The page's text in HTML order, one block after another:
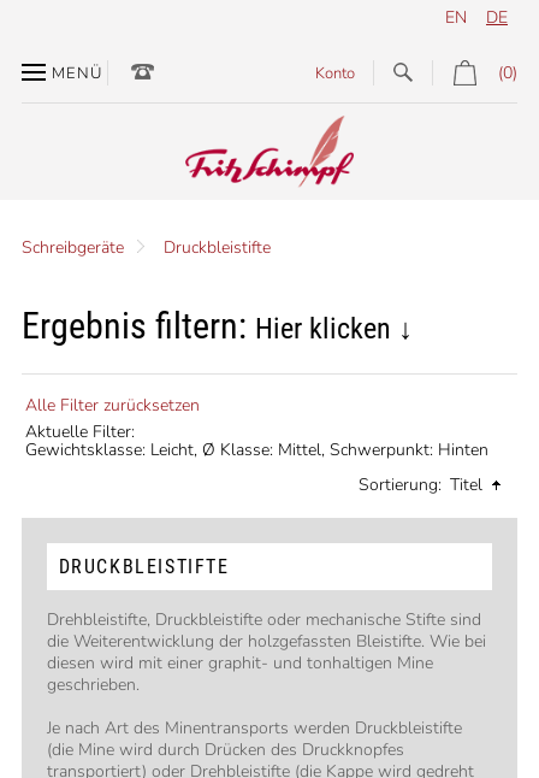
DE
EN
MENÜ (0)
Konto
Schreibgeräte Druckbleistifte
Ergebnis filtern: Hier klicken ↓
Alle Filter zurücksetzen
Aktuelle Filter:
Gewichtsklasse: Leicht, Ø Klasse: Mittel, Schwerpunkt: Hinten
Sortierung: Titel
DRUCKBLEISTIFTE
Drehbleistifte, Druckbleistifte oder mechanische Stifte sind
die Weiterentwicklung der holzgefassten Bleistifte. Wie bei
diesen wird mit einer graphit- und tonhaltigen Mine
geschrieben.
Je nach Art des Minentransports werden Druckbleistifte
(die Mine wird durch Drücken des Druckknopfes
transportiert) oder Drehbleistifte (die Kappe wird gedreht